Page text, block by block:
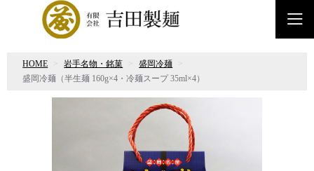
HOME 岩手名物・銘菓
盛岡冷麺
盛岡冷麺（半生麺 160g×4・冷麺スープ 35ml×4）